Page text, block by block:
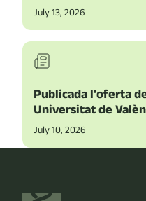
July 13, 2026
Publicada l'oferta
Universitat de
July 10, 2026